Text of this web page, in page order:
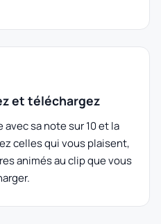
et téléchargez
sa note sur 10 et la
celles qui vous plaisent,
animés au clip que vous